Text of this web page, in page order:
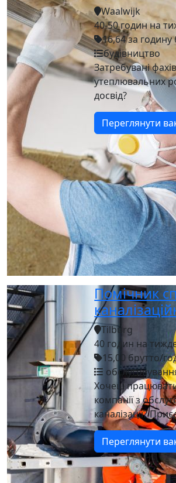
Waalwijk
40-50 годин на
16,64 за годину
будівництво
Затребувані
утеплювальних
досвід?
Переглянути
Помічник
Tilburg
40 годин на
15,00 брутто/
Хочеш працювати
компанії з
каналізації?
Переглянути